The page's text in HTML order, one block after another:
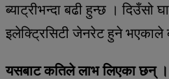
ब्याट्रीभन्दा बढी हुन्छ । दिउँसो
इलेक्ट्रिसिटी जेनरेट हुने
यसबाट कतिले लाभ लिएका छन् ।